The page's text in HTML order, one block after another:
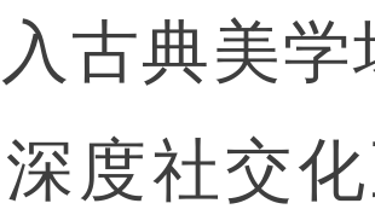
古典美
度社交